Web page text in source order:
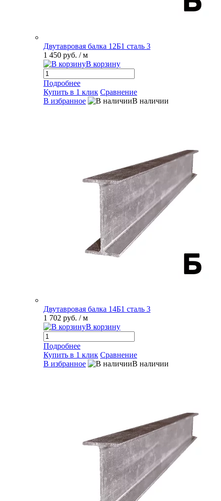
Двутавровая балка 12Б1 сталь 3
1 450 руб. / м
В корзину
Подробнее
Купить в 1 клик Сравнение
В избранное
В наличии
Двутавровая балка 14Б1 сталь 3
1 702 руб. / м
В корзину
Подробнее
Купить в 1 клик Сравнение
В избранное
В наличии